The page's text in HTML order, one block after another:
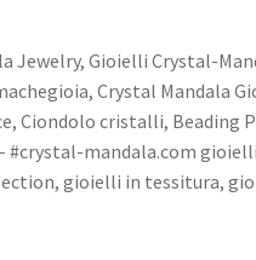
Jewelry, Gioielli Crystal-
Crystal Mandala
Ciondolo cristalli, Beading
#crystal-mandala.com
gioielli in tessitura,